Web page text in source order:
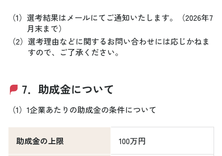
（1） 選考結果はメールにてご通知いたします。（2026年7
月末まで）
（2） 選考理由などに関するお問い合わせには応じかねま
すので、ご了承ください。
7．助成金について
（1）1企業あたりの助成金の条件について
助成金の上限 100万円